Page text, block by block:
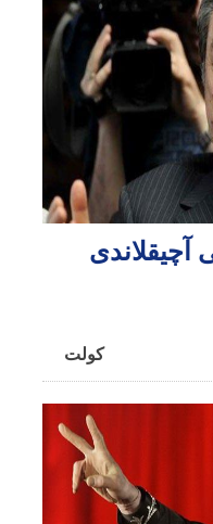
آچیقلاندی
کولت